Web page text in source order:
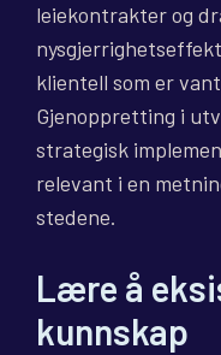
leiekontrakter og
klientell som er
Gjenoppretting i
strategisk
relevant i en
stedene.
Lære å
kunnskap